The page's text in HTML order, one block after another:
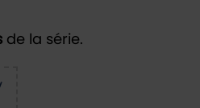
de la série.